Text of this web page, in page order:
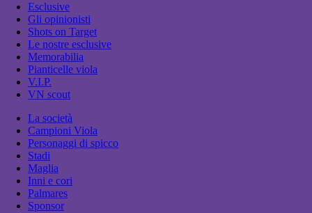
Esclusive
Gli opinionisti
Shots on Target
Le nostre esclusive
Memorabilia
Pianticelle viola
V.I.P.
VN scout
La società
Campioni Viola
Personaggi di spicco
Stadi
Maglia
Inni e cori
Palmares
Sponsor